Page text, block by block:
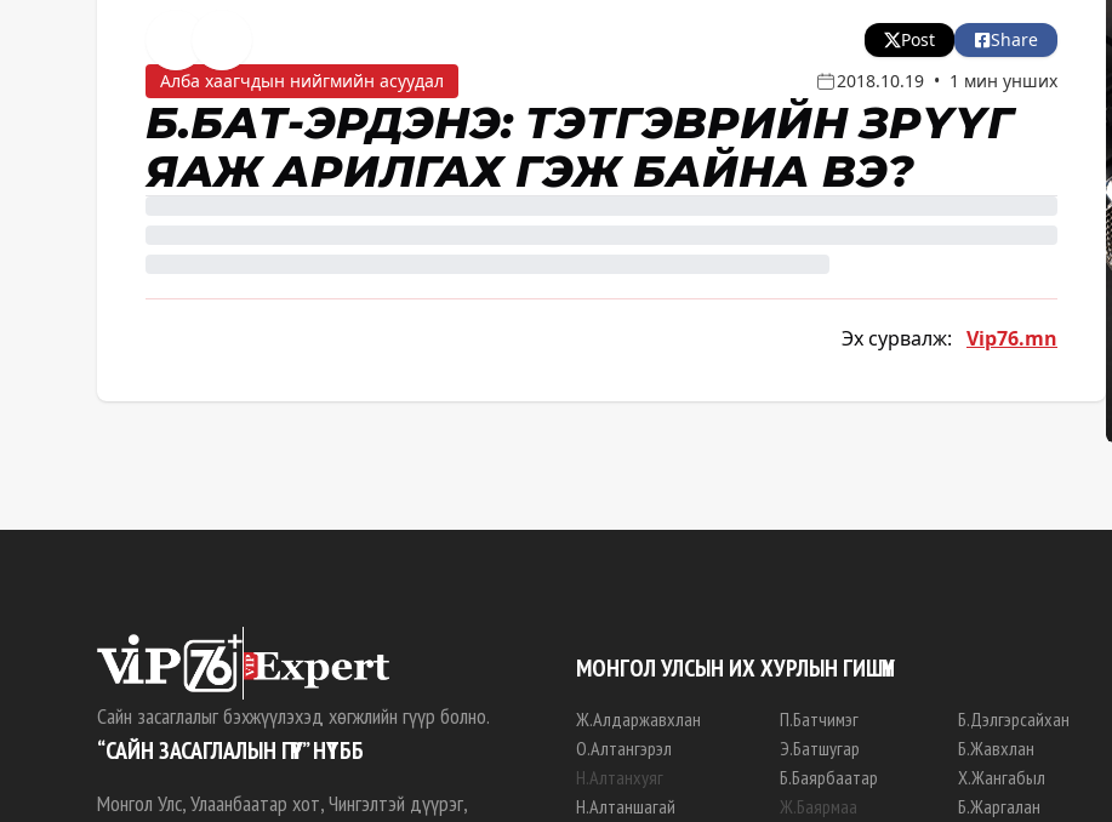
Post
Share
Алба хаагчдын нийгмийн асуудал
2018.10.19 • 1 мин унших
Б.БАТ-ЭРДЭНЭ: ТЭТГЭВРИЙН ЗӨРҮҮГ
ЯАЖ АРИЛГАХ ГЭЖ БАЙНА ВЭ?
Эх сурвалж: Vip76.mn
Сайн засаглалыг бэхжүүлэхэд хөгжлийн гүүр болно.
“САЙН ЗАСАГЛАЛЫН ГҮҮР” НҮТББ
Монгол Улс, Улаанбаатар хот, Чингэлтэй дүүрэг,
МОНГОЛ УЛСЫН ИХ ХУРЛЫН ГИШҮҮН
Ж.Алдаржавхлан
О.Алтангэрэл
Н.Алтанхуяг
Н.Алтаншагай
П.Батчимэг
Э.Батшугар
Б.Баярбаатар
Ж.Баярмаа
Б.Дэлгэрсайхан
Б.Жавхлан
Х.Жангабыл
Б.Жаргалан